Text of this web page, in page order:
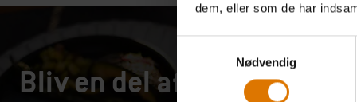
dem, eller som de har
Nødvendig
Bliv en del af vores